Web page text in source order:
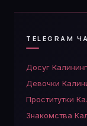
TELEGRAM
Досуг
Девочки
Проститутки
Знакомства